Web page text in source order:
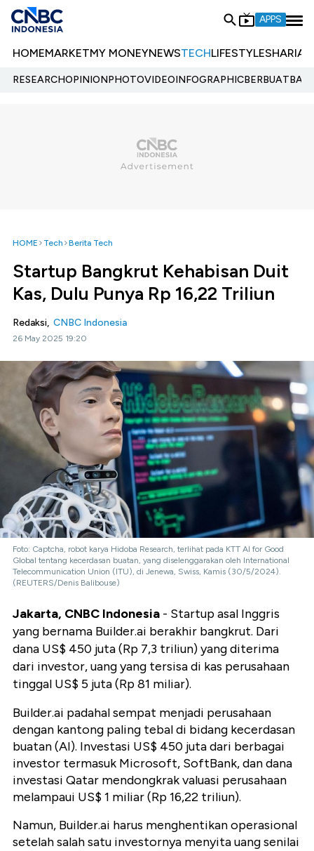
APPS
HOMEMARKETMY MONEYNEWSTECHLIFESTYLESHARIA
RESEARCHOPINIONPHOTOVIDEOINFOGRAPHIC
HOME Tech Berita Tech
Startup Bangkrut Kehabisan Duit
Kas, Dulu Punya Rp 16,22 Triliun
Redaksi, CNBC Indonesia
26 May 2025 19:20
Foto: Captcha, robot karya Hidoba Research, terlihat pada KTT AI for Good
Global tentang kecerdasan buatan, yang diselenggarakan oleh International
Telecommunication Union (ITU), di Jenewa, Swiss, Kamis (30/5/2024).
(REUTERS/Denis Balibouse)
Jakarta, CNBC Indonesia - Startup asal Inggris
yang bernama Builder.ai berakhir bangkrut. Dari
dana US$ 450 juta (Rp 7,3 triliun) yang diterima
dari investor, uang yang tersisa di kas perusahaan
tinggal US$ 5 juta (Rp 81 miliar).
Builder.ai padahal sempat menjadi perusahaan
dengan kantong paling tebal di bidang kecerdasan
buatan (AI). Investasi US$ 450 juta dari berbagai
investor termasuk Microsoft, SoftBank, dan dana
investasi Qatar mendongkrak valuasi perusahaan
melampaui US$ 1 miliar (Rp 16,22 triliun).
Namun, Builder.ai harus menghentikan operasional
setelah salah satu investornya menyita uang senilai